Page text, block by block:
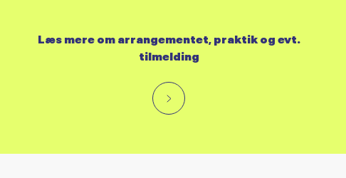
Læs mere om arrangementet, praktik og evt.
tilmelding